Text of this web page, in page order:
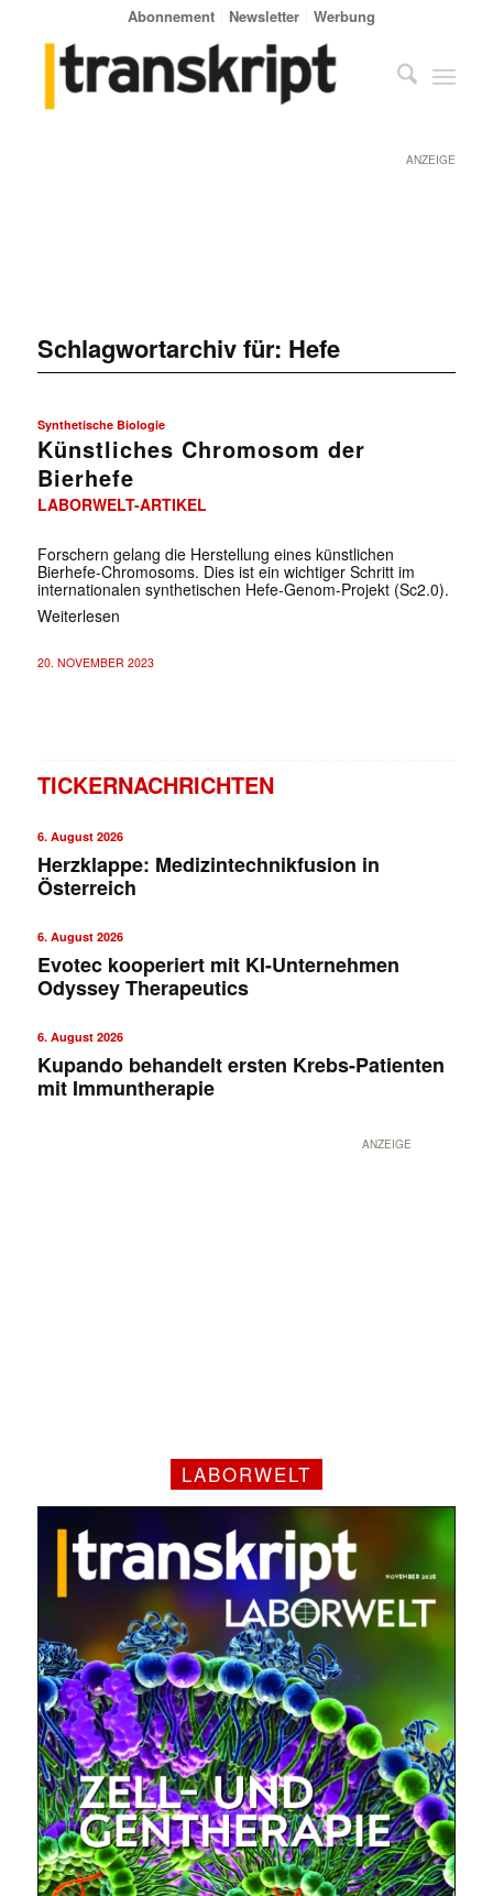
Abonnement Newsletter Werbung
ANZEIGE
Schlagwortarchiv für: Hefe
Synthetische Biologie
Künstliches Chromosom der
Bierhefe
LABORWELT-ARTIKEL
Forschern gelang die Herstellung eines künstlichen
Bierhefe-Chromosoms. Dies ist ein wichtiger Schritt im
internationalen synthetischen Hefe-Genom-Projekt (Sc2.0).
Weiterlesen
20. NOVEMBER 2023
TICKERNACHRICHTEN
6. August 2026
Herzklappe: Medizintechnikfusion in
Österreich
6. August 2026
Evotec kooperiert mit KI-Unternehmen
Odyssey Therapeutics
6. August 2026
Kupando behandelt ersten Krebs-Patienten
mit Immuntherapie
ANZEIGE
LABORWELT